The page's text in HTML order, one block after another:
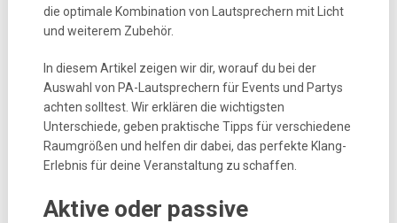
die optimale Kombination von Lautsprechern mit Licht
und weiterem Zubehör.
In diesem Artikel zeigen wir dir, worauf du bei der
Auswahl von PA-Lautsprechern für Events und Partys
achten solltest. Wir erklären die wichtigsten
Unterschiede, geben praktische Tipps für verschiedene
Raumgrößen und helfen dir dabei, das perfekte Klang-
Erlebnis für deine Veranstaltung zu schaffen.
Aktive oder passive